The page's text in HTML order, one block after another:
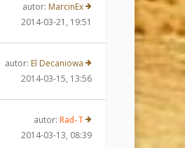
autor: MarcinEx
2014-03-21, 19:51
autor: El Decaniowa
2014-03-15, 13:56
autor: Rad-T
2014-03-13, 08:39